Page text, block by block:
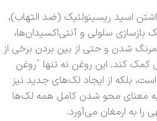
اسید ریسینولئیک (ضد التهاب)،
سلولی و آنتی‌اکسیدان‌ها،
شدن و حتی از بین بردن برخی از
کمک کند. این روغن نه تنها `روغن
بلکه از ایجاد لک‌های جدید نیز
به معنای محو شدن کامل همه لک‌ها
را به ارمغان می‌آورد.